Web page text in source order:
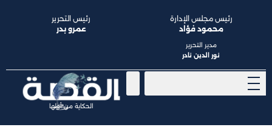
الحكاية من أولها
رئيس مجلس الإدارة
محمود فؤاد
مدير التحرير
نور الدين نادر
رئيس التحرير
عمرو بدر